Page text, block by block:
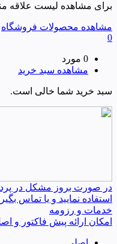
برای مشاهده لیست علاقه
مشاهده محصولات فروشگاه
0
0 مورد
مشاهده سبد خرید
سبد خرید شما خالی است.
در صورت بروز مشکل در
استفاده نمایید و یا تماس
خدمات و رزومه
امکان ارائه پیش فاکتور و